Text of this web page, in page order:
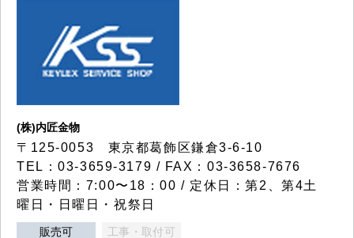
(株)内匠金物
〒125-0053 東京都葛飾区鎌倉3-6-10
TEL：03-3659-3179 / FAX：03-3658-7676
営業時間：7:00〜18：00 / 定休日：第2、第4土
曜日・日曜日・祝祭日
販売可 工事・取付可